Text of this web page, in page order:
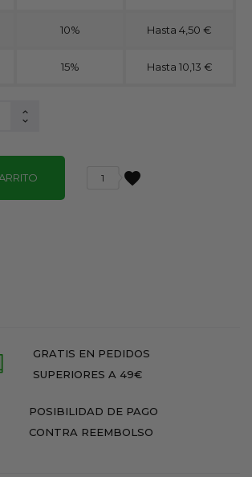
10% Hasta 4,50 €
15% Hasta 10,13 €
favorite
1
GRATIS EN PEDIDOS
SUPERIORES A 49€
POSIBILIDAD DE PAGO
CONTRA REEMBOLSO